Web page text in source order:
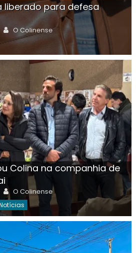
liberado para defesa
Author
O Colinense
Colina na companhia de
Author
O Colinense